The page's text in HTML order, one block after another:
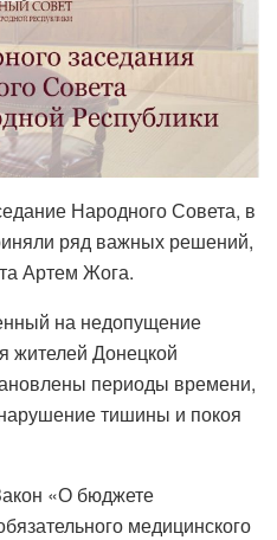
Народного Совета, в
ряд важных решений,
Артем Жога.
на недопущение
жителей Донецкой
периоды времени,
тишины и покоя
«О бюджете
медицинского